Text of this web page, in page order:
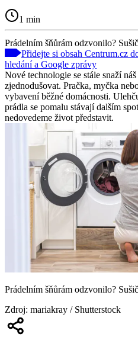
1 min
Prádelním šňůrám odzvonilo?
Přidejte si obsah Centrum.cz
hledání a Google zprávy
Nové technologie se stále snaží
zjednodušovat. Pračka, myčka
vybavení běžné domácnosti.
prádla se pomalu stávají dalším
nedovedeme život představit.
Prádelním šňůrám odzvonilo?
Zdroj: mariakray / Shutterstock